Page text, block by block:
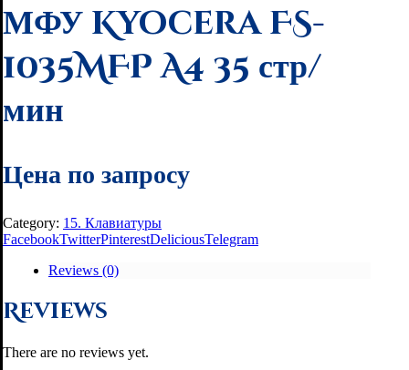
МФУ Kyocera FS-
1035MFP A4 35 стр/
мин
Цена по запросу
Category: 15. Клавиатуры
FacebookTwitterPinterestDeliciousTelegram
Reviews (0)
Reviews
There are no reviews yet.